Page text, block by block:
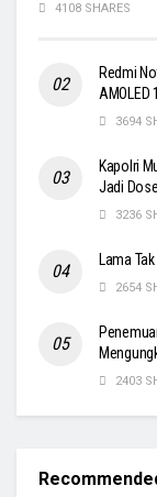
4108 SHARES
Redmi
AMOLED
3694
Kapolri
Jadi
3236
Lama
2654
2403